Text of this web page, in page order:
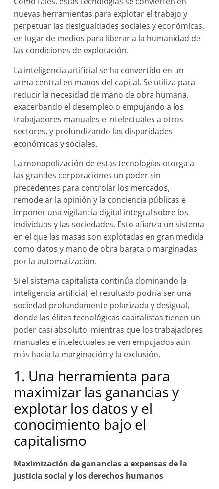
nuevas herramientas para explotar el trabajo y
perpetuar las desigualdades sociales y económicas,
en lugar de medios para liberar a la humanidad de
las condiciones de explotación.
La inteligencia artificial se ha convertido en un
arma central en manos del capital. Se utiliza para
reducir la necesidad de mano de obra humana,
exacerbando el desempleo o empujando a los
trabajadores manuales e intelectuales a otros
sectores, y profundizando las disparidades
económicas y sociales.
La monopolización de estas tecnologías otorga a
las grandes corporaciones un poder sin
precedentes para controlar los mercados,
remodelar la opinión y la conciencia públicas e
imponer una vigilancia digital integral sobre los
individuos y las sociedades. Esto afianza un sistema
en el que las masas son explotadas en gran medida
como datos y mano de obra barata o marginadas
por la automatización.
Si el sistema capitalista continúa dominando la
inteligencia artificial, el resultado podría ser una
sociedad profundamente polarizada y desigual,
donde las élites tecnológicas capitalistas tienen un
poder casi absoluto, mientras que los trabajadores
manuales e intelectuales se ven empujados aún
más hacia la marginación y la exclusión.
1. Una herramienta para
maximizar las ganancias y
explotar los datos y el
conocimiento bajo el
capitalismo
Maximización de ganancias a expensas de la
justicia social y los derechos humanos